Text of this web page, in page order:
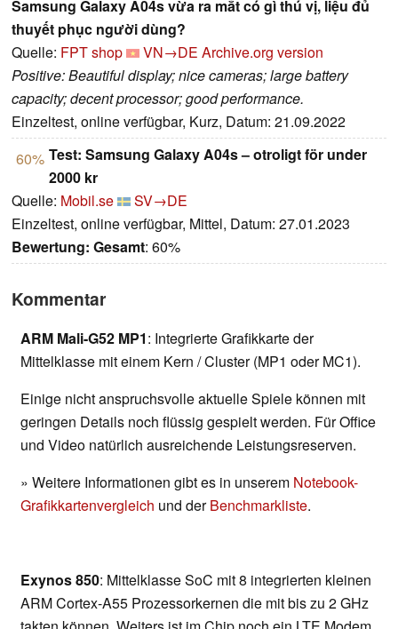
Samsung Galaxy A04s vừa ra mắt có gì thú vị, liệu đủ
thuyết phục người dùng?
Quelle: FPT shop VN→DE Archive.org version
Positive: Beautiful display; nice cameras; large battery
capacity; decent processor; good performance.
Einzeltest, online verfügbar, Kurz, Datum: 21.09.2022
60% Test: Samsung Galaxy A04s – otroligt för under
2000 kr
Quelle: Mobil.se
SV→DE
Einzeltest, online verfügbar, Mittel, Datum: 27.01.2023
Bewertung: Gesamt: 60%
Kommentar
ARM Mali-G52 MP1: Integrierte Grafikkarte der
Mittelklasse mit einem Kern / Cluster (MP1 oder MC1).
Einige nicht anspruchsvolle aktuelle Spiele können mit
geringen Details noch flüssig gespielt werden. Für Office
und Video natürlich ausreichende Leistungsreserven.
» Weitere Informationen gibt es in unserem Notebook-
Grafikkartenvergleich und derBenchmarkliste.
Exynos 850: Mittelklasse SoC mit 8 integrierten kleinen
ARM Cortex-A55 Prozessorkernen die mit bis zu 2 GHz